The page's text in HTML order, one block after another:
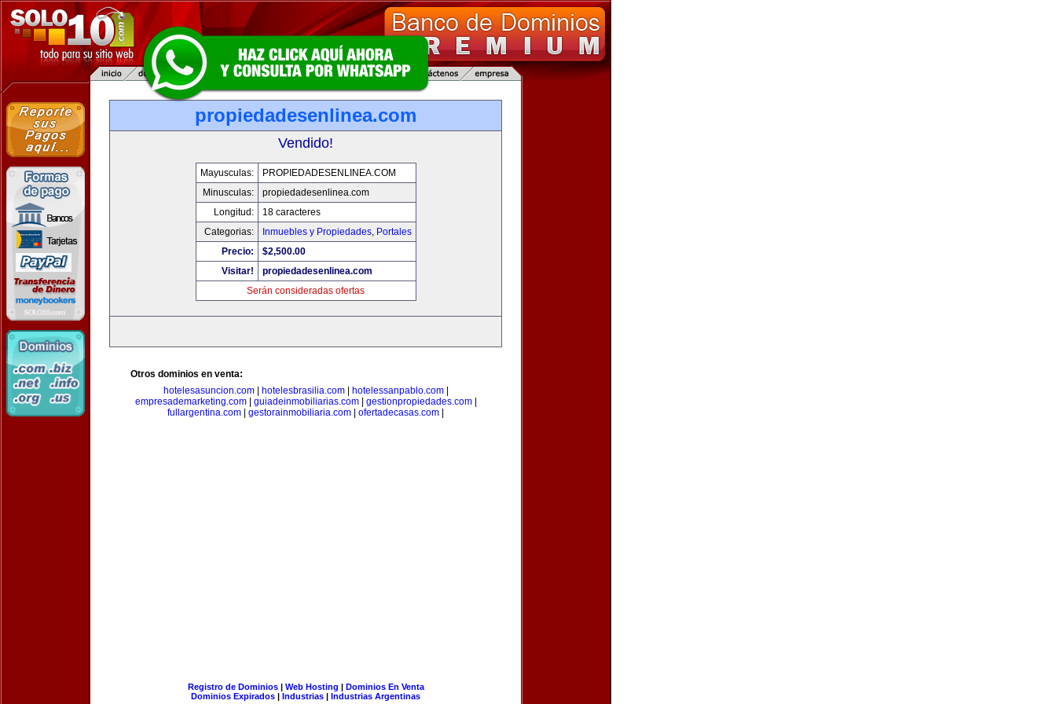
propiedadesenlinea.com
Vendido!
Mayusculas:
PROPIEDADESENLINEA.COM
Minusculas:
propiedadesenlinea.com
Longitud:
18 caracteres
Categorias:
Inmuebles y Propiedades, Portales
Precio:
$2,500.00
Visitar!
propiedadesenlinea.com
Serán consideradas ofertas
Otros dominios en venta:
hotelesasuncion.com| hotelesbrasilia.com| hotelessanpablo.com|
empresademarketing.com| guiadeinmobiliarias.com| gestionpropiedades.com|
fullargentina.com
gestorainmobiliaria.com ofertadecasas.com
Registro de Dominios| Web Hosting | Dominios En Venta
Dominios Expirados | Industrias | Industrias Argentinas